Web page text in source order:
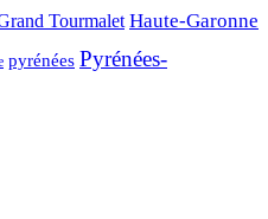
Tourmalet Haute-Garonne
pyrénées Pyrénées-